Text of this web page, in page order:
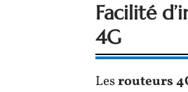
Facilité
4G
Lesrouteurs